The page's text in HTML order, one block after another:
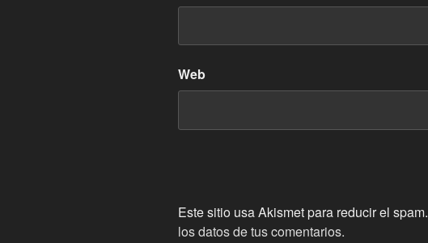
Web
Este sitio usa Akismet para reducir el spam.
los datos de tus comentarios.